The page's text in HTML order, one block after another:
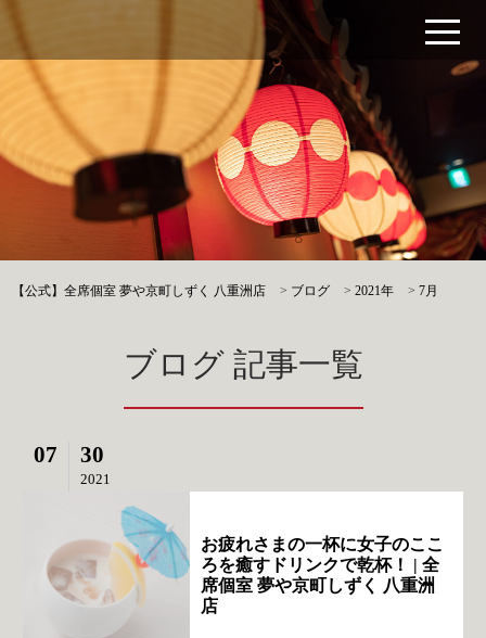
【公式】全席個室 夢や京町しずく 八重洲店 > ブログ >2021年 >7月
ブログ 記事一覧
07 30
2021
お疲れさまの一杯に女子のここ
ろを癒すドリンクで乾杯！ | 全
席個室 夢や京町しずく 八重洲
店